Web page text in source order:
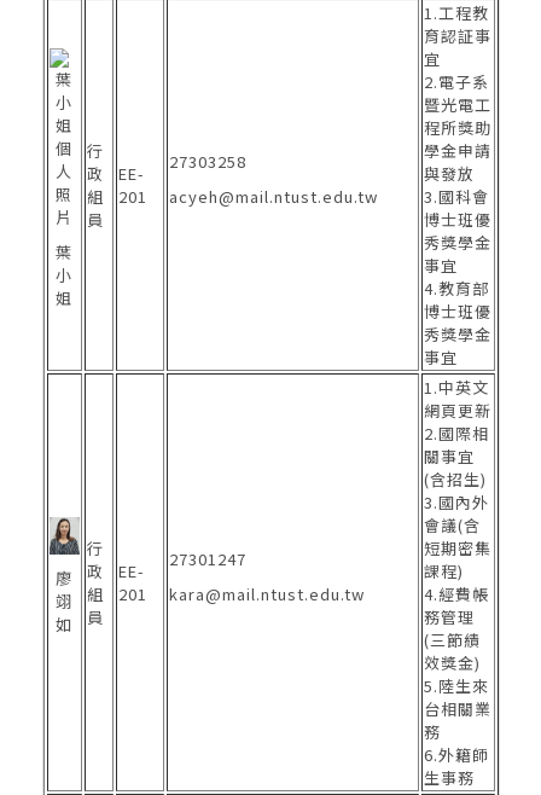
葉
小
姐
行
政
組
員
EE-
201
27303258
acyeh@mail.ntust.edu.tw
1.工程教
育認証事
宜
2.電子系
暨光電工
程所獎助
學金申請
與發放
3.國科會
博士班優
秀獎學金
事宜
4.教育部
博士班優
秀獎學金
事宜
廖
翊
如
行
政
組
員
EE-
201
27301247
kara@mail.ntust.edu.tw
1.中英文
網頁更新
2.國際相
關事宜
(含招生)
3.國內外
會議(含
短期密集
課程)
4.經費帳
務管理
(三節績
效獎金)
5.陸生來
台相關業
務
6.外籍師
生事務